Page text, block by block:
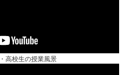
高校生の授業風景